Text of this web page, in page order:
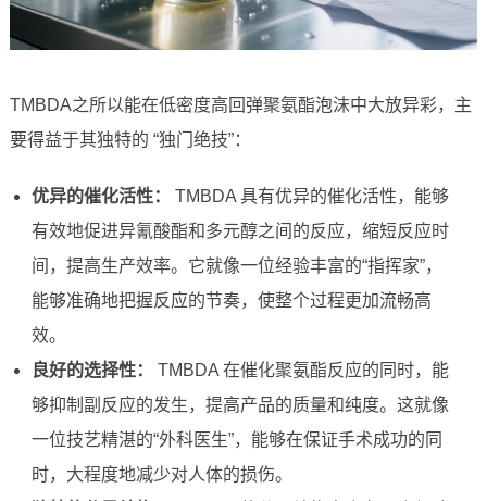
TMBDA之所以能在低密度高回弹聚氨酯泡沫中大放异彩，主
要得益于其独特的 “独门绝技”：
优异的催化活性：
TMBDA 具有优异的催化活性，能够
有效地促进异氰酸酯和多元醇之间的反应，缩短反应时
间，提高生产效率。它就像一位经验丰富的“指挥家”，
能够准确地把握反应的节奏，使整个过程更加流畅高
效。
良好的选择性：
TMBDA 在催化聚氨酯反应的同时，能
够抑制副反应的发生，提高产品的质量和纯度。这就像
一位技艺精湛的“外科医生”，能够在保证手术成功的同
时，大程度地减少对人体的损伤。